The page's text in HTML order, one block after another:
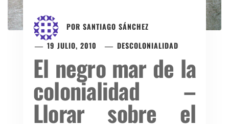
POR SANTIAGO SÁNCHEZ
19 JULIO, 2010
DESCOLONIALIDAD
El negro mar de la
colonialidad –
Llorar sobre el